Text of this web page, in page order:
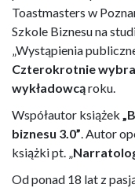
Toastmasters w
Szkole Biznesu na
„Wystąpienia
Czterokrotnie
wykładowcąroku.
Współautor książek
biznesu 3.0”. Autor
książki pt. „
Od ponad 18 lat z